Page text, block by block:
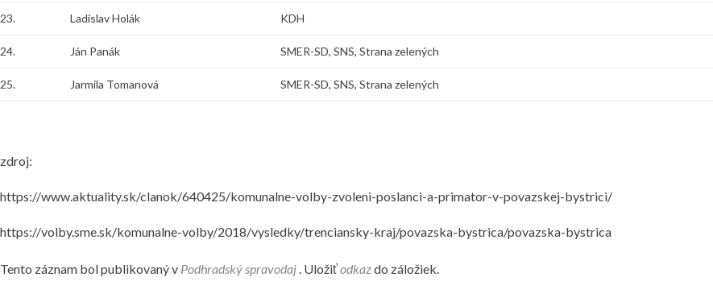
23. Ladislav Holák KDH
24. Ján Panák SMER-SD, SNS, Strana zelených
25. Jarmila Tomanová SMER-SD, SNS, Strana zelených
zdroj:
https://www.aktuality.sk/clanok/640425/komunalne-volby-zvoleni-poslanci-a-primator-v-povazskej-bystrici/
https://volby.sme.sk/komunalne-volby/2018/vysledky/trenciansky-kraj/povazska-bystrica/povazska-bystrica
Tento záznam bol publikovaný v Podhradský spravodaj . Uložiťodkazdo záložiek.